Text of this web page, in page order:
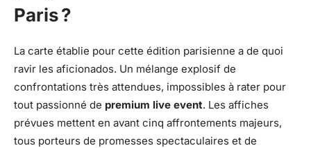
Paris ?
La carte établie pour cette édition parisienne a de quoi
ravir les aficionados. Un mélange explosif de
confrontations très attendues, impossibles à rater pour
tout passionné de premium live event. Les affiches
prévues mettent en avant cinq affrontements majeurs,
tous porteurs de promesses spectaculaires et de